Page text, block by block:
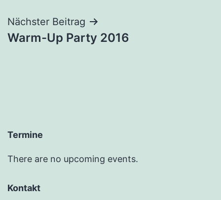
Nächster Beitrag
Warm-Up Party 2016
Termine
There are no upcoming events.
Kontakt